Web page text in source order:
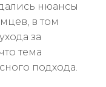
нюансы
в том
за
тема
подхода.